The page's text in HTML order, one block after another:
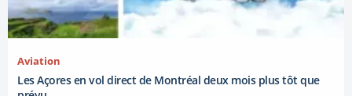
Aviation
Les Açores en vol direct de Montréal deux mois plus tôt que